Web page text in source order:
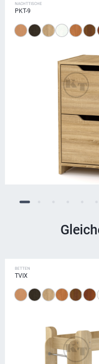
NACHTTISCHE
PKT-9
BETTEN
TVIX